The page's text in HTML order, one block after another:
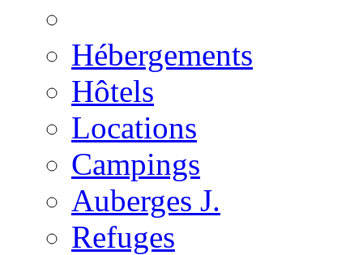
Hébergements
Hôtels
Locations
Campings
Auberges J.
Refuges